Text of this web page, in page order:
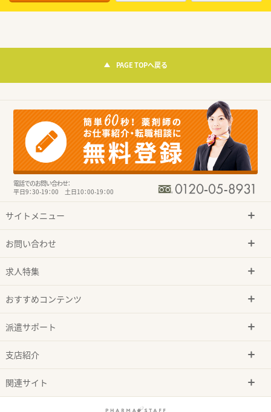
PAGE TOPへ戻る
電話でのお問い合わせ：
平日9：30-19：00 土日10：00-19：00
サイトメニュー
お問い合わせ
求人特集
おすすめコンテンツ
派遣サポート
支店紹介
関連サイト